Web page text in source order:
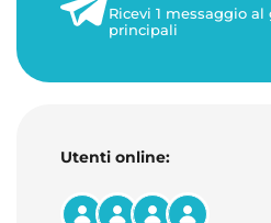
1 minuto di letturaRicevi 1 messaggio
principali
Utenti online: